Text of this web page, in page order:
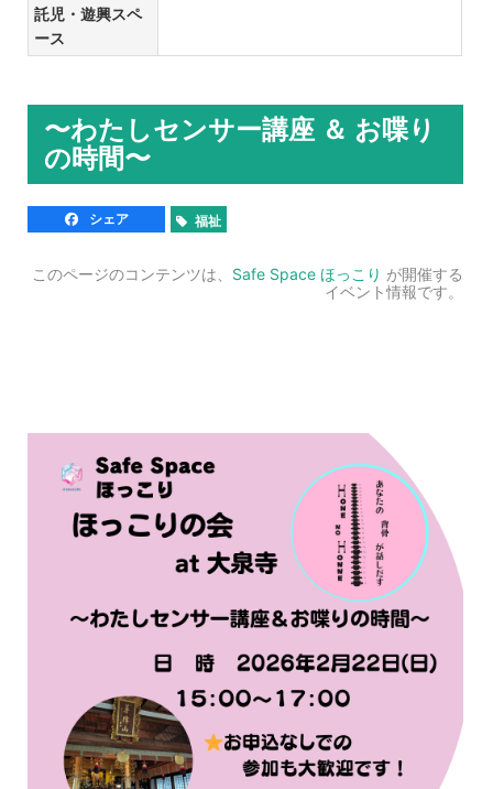
託児・遊興スペ
ース
〜わたしセンサー講座 ＆ お喋り
の時間〜
シェア 福祉
このページのコンテンツは、 Safe Space ほっこり が開催する
イベント情報です。